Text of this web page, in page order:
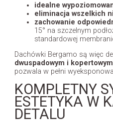
idealne
eliminacja wszelkich
zachowanie
15° na szczelnym
standardowej
Dachówki Bergamo są więc
dwuspadowym i kopertowym
pozwala w pełni
KOMPLETNY
ESTETYKA W
DETALU